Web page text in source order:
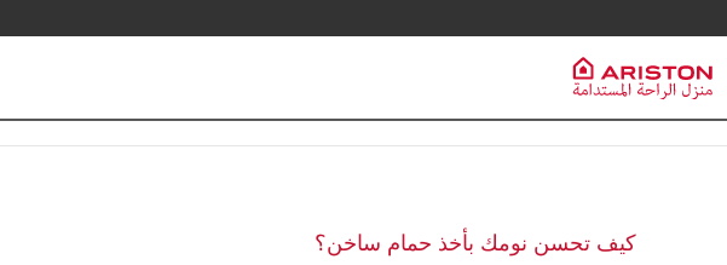
خدمة العملاء
سخانات المياه الكهربائية
كيف تحسن نومك بأخذ حمام ساخن؟